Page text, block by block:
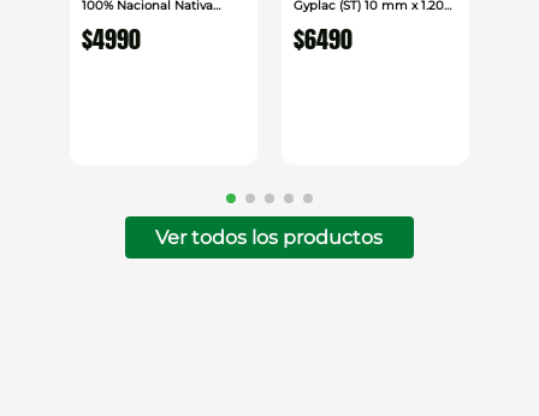
100% Nacional Nativa
Mestre
$4990
Gyplac (ST) 10 mm x 1.20
cm x 2.40cm
$6490
Ver todos los productos